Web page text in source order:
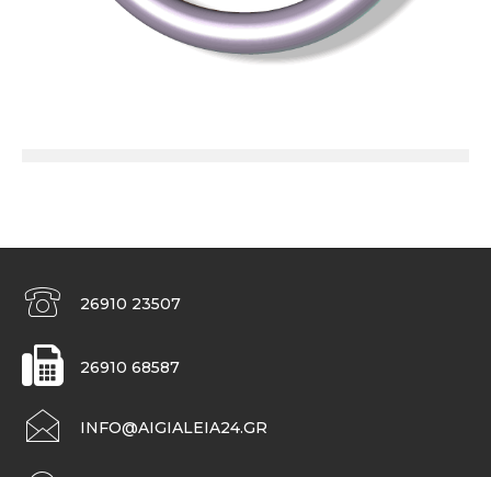
26910 23507
26910 68587
INFO@AIGIALEIA24.GR